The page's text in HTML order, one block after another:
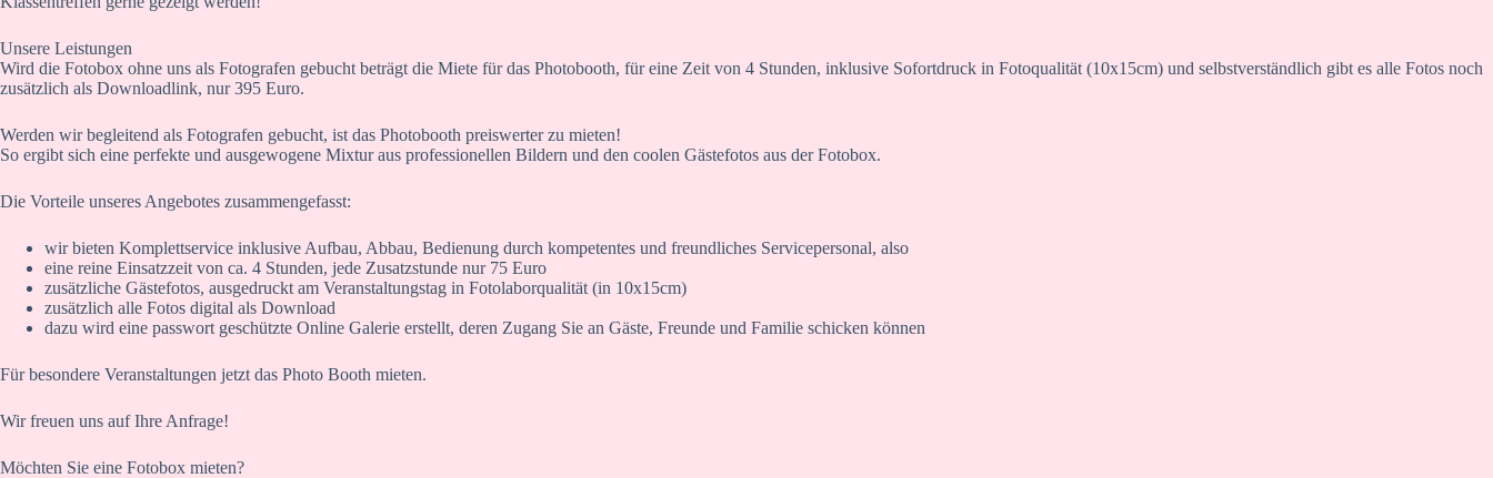
Unsere Leistungen
Wird die Fotobox ohne uns als Fotografen gebucht beträgt die Miete für das Photobooth, für eine Zeit von 4 Stunden, inklusive Sofortdruck in Fotoqualität (10x15cm) und selbstverständlich gibt es alle Fotos noch
zusätzlich als Downloadlink, nur 395 Euro.
Werden wir begleitend als Fotografen gebucht, ist das Photobooth preiswerter zu mieten!
So ergibt sich eine perfekte und ausgewogene Mixtur aus professionellen Bildern und den coolen Gästefotos aus der Fotobox.
Die Vorteile unseres Angebotes zusammengefasst:
wir bieten Komplettservice inklusive Aufbau, Abbau, Bedienung durch kompetentes und freundliches Servicepersonal, also
eine reine Einsatzzeit von ca. 4 Stunden, jede Zusatzstunde nur 75 Euro
zusätzliche Gästefotos, ausgedruckt am Veranstaltungstag in Fotolaborqualität (in 10x15cm)
zusätzlich alle Fotos digital als Download
dazu wird eine passwort geschützte Online Galerie erstellt, deren Zugang Sie an Gäste, Freunde und Familie schicken können
Für besondere Veranstaltungen jetzt das Photo Booth mieten.
Wir freuen uns auf Ihre Anfrage!
Möchten Sie eine Fotobox mieten?